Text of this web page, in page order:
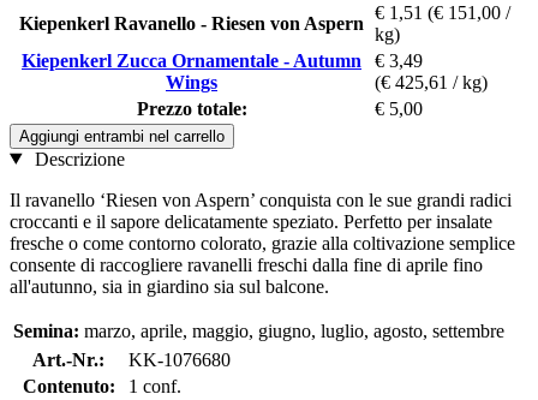
Kiepenkerl Ravanello - Riesen von Aspern
€ 1,51 (€ 151,00 /
kg)
Kiepenkerl Zucca Ornamentale - Autumn
Wings
€ 3,49
(€ 425,61 / kg)
Prezzo totale:
€ 5,00
Aggiungi entrambi nel carrello
Descrizione
Il ravanello ‘Riesen von Aspern’ conquista con le sue grandi radici
croccanti e il sapore delicatamente speziato. Perfetto per insalate
fresche o come contorno colorato, grazie alla coltivazione semplice
consente di raccogliere ravanelli freschi dalla fine di aprile fino
all'autunno, sia in giardino sia sul balcone.
Semina: marzo, aprile, maggio, giugno, luglio, agosto, settembre
Art.-Nr.:
KK-1076680
Contenuto:
1 conf.